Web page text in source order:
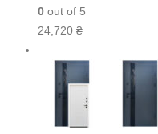
0 out of 5
24,720 ₴